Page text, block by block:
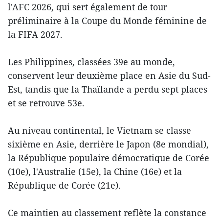
l'AFC 2026, qui sert également de tour
préliminaire à la Coupe du Monde féminine de
la FIFA 2027.
Les Philippines, classées 39e au monde,
conservent leur deuxième place en Asie du Sud-
Est, tandis que la Thaïlande a perdu sept places
et se retrouve 53e.
Au niveau continental, le Vietnam se classe
sixième en Asie, derrière le Japon (8e mondial),
la République populaire démocratique de Corée
(10e), l'Australie (15e), la Chine (16e) et la
République de Corée (21e).
Ce maintien au classement reflète la constance